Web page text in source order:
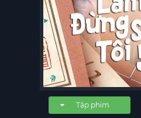
Tập phim